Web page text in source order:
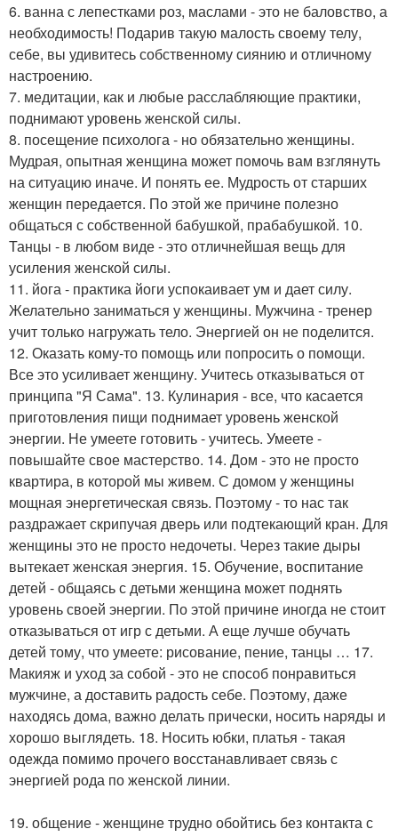
6. ванна с лепестками роз, маслами - это не баловство, а
необходимость! Подарив такую малость своему телу,
себе, вы удивитесь собственному сиянию и отличному
настроению.
7. медитации, как и любые расслабляющие практики,
поднимают уровень женской силы.
8. посещение психолога - но обязательно женщины.
Мудрая, опытная женщина может помочь вам взглянуть
на ситуацию иначе. И понять ее. Мудрость от старших
женщин передается. По этой же причине полезно
общаться с собственной бабушкой, прабабушкой. 10.
Танцы - в любом виде - это отличнейшая вещь для
усиления женской силы.
11. йога - практика йоги успокаивает ум и дает силу.
Желательно заниматься у женщины. Мужчина - тренер
учит только нагружать тело. Энергией он не поделится.
12. Оказать кому-то помощь или попросить о помощи.
Все это усиливает женщину. Учитесь отказываться от
принципа "Я Сама". 13. Кулинария - все, что касается
приготовления пищи поднимает уровень женской
энергии. Не умеете готовить - учитесь. Умеете -
повышайте свое мастерство. 14. Дом - это не просто
квартира, в которой мы живем. С домом у женщины
мощная энергетическая связь. Поэтому - то нас так
раздражает скрипучая дверь или подтекающий кран. Для
женщины это не просто недочеты. Через такие дыры
вытекает женская энергия. 15. Обучение, воспитание
детей - общаясь с детьми женщина может поднять
уровень своей энергии. По этой причине иногда не стоит
отказываться от игр с детьми. А еще лучше обучать
детей тому, что умеете: рисование, пение, танцы … 17.
Макияж и уход за собой - это не способ понравиться
мужчине, а доставить радость себе. Поэтому, даже
находясь дома, важно делать прически, носить наряды и
хорошо выглядеть. 18. Носить юбки, платья - такая
одежда помимо прочего восстанавливает связь с
энергией рода по женской линии.
19. общение - женщине трудно обойтись без контакта с